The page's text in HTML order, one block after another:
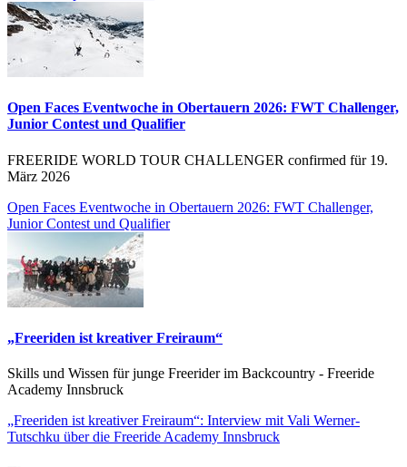
Open Faces Eventwoche in Obertauern 2026: FWT Challenger,
Junior Contest und Qualifier
FREERIDE WORLD TOUR CHALLENGER confirmed für 19.
März 2026
Open Faces Eventwoche in Obertauern 2026: FWT Challenger,
Junior Contest und Qualifier
„Freeriden ist kreativer Freiraum“
Skills und Wissen für junge Freerider im Backcountry - Freeride
Academy Innsbruck
„Freeriden ist kreativer Freiraum“: Interview mit Vali Werner-
Tutschku über die Freeride Academy Innsbruck